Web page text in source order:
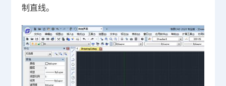
制直线。